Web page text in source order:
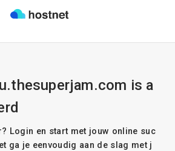
is a
Login en start met jouw online suc
ga je eenvoudig aan de slag met j